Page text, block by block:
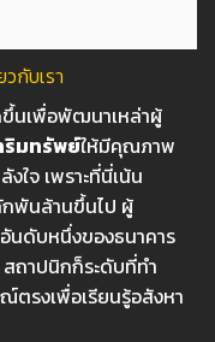
กับเรา
นเพื่อพัฒนาเหล่าผู้
ริมทรัพย์ให้มีคุณภาพ
ใจ เพราะที่นี่เน้น
กพันล้านขึ้นไป ผู้
นดับหนึ่งของธนาคาร
ถาปนิกก็ระดับที่ทำ
รงเพื่อเรียนรู้อสังหา